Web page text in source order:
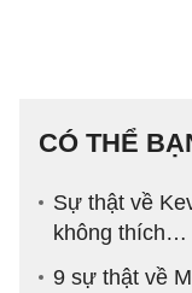
CÓ THỂ
Sự thật về
không thích…
9 sự thật về